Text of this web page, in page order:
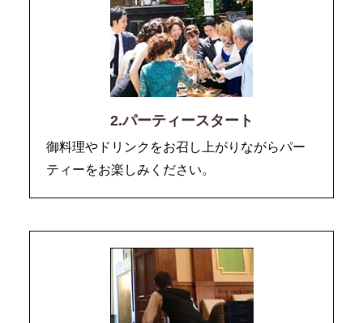
2.パーティースタート
御料理やドリンクをお召し上がりながらパー
ティーをお楽しみください。